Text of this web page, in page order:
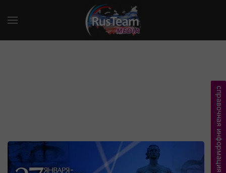
справочная информация